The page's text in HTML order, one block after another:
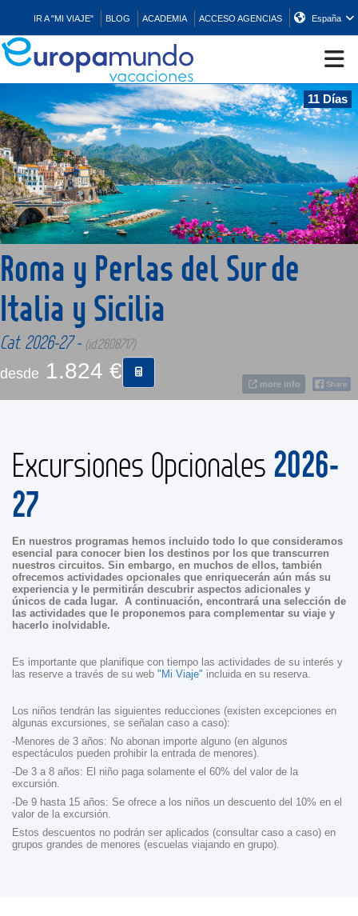
IR A "MI VIAJE" BLOG ACADEMIA ACCESO AGENCIAS España
CRUCEROS
EUROPA
ASIA
ORIENTE
PROMOCIONES
CONTACTO
11 Días
more info
Roma y Perlas del Sur de
Italia y Sicilia
Cat. 2026-27 - (id:2608717)
desde 1.824 €
Excursiones Opcionales 2026-
27
En nuestros programas hemos incluido todo lo que consideramos
esencial para conocer bien los destinos por los que transcurren
nuestros circuitos. Sin embargo, en muchos de ellos, también
ofrecemos actividades opcionales que enriquecerán aún más su
experiencia y le permitirán descubrir aspectos adicionales y
únicos de cada lugar. A continuación, encontrará una selección de
las actividades que le proponemos para complementar su viaje y
hacerlo inolvidable.
Es importante que planifique con tiempo las actividades de su interés y
las reserve a través de su web "Mi Viaje" incluida en su reserva.
Los niños tendrán las siguientes reducciones (existen excepciones en
algunas excursiones, se señalan caso a caso):
-Menores de 3 años: No abonan importe alguno (en algunos
espectáculos pueden prohibir la entrada de menores).
-De 3 a 8 años: El niño paga solamente el 60% del valor de la
excursión.
-De 9 hasta 15 años: Se ofrece a los niños un descuento del 10% en el
valor de la excursión.
Estos descuentos no podrán ser aplicados (consultar caso a caso) en
grupos grandes de menores (escuelas viajando en grupo).